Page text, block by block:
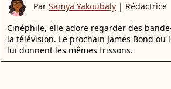
Par Samya Yakoubaly | Rédactrice
Cinéphile, elle adore regarder des
la télévision. Le prochain James Bond
lui donnent les mêmes frissons.